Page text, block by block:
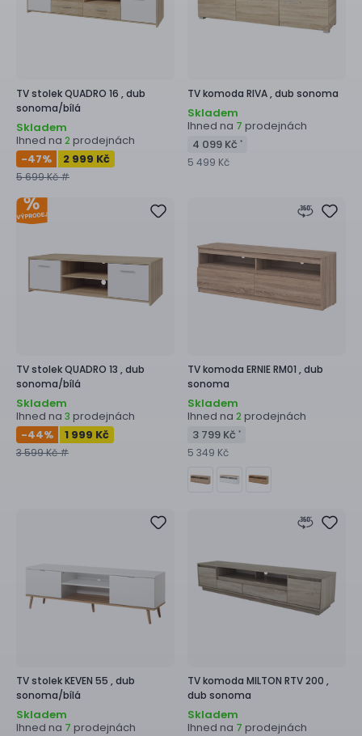
TV stolekQUADRO 16 ,dub
sonoma/bílá
Skladem
Ihned na 2 prodejnách
-47% 2 999 Kč
5 699 Kč #
TV komoda RIVA ,dub sonoma
Skladem
Ihned na 7 prodejnách
4 099 Kč *
5 499 Kč
TV stolekQUADRO 13 ,dub
sonoma/bílá
Skladem
Ihned na 3 prodejnách
-44% 1 999 Kč
3 599 Kč #
TV komoda ERNIE RM01 ,dub
sonoma
Skladem
Ihned na 2 prodejnách
3 799 Kč *
5 349 Kč
TV stolekKEVEN 55 ,dub
sonoma/bílá
Skladem
Ihned na 7 prodejnách
TV komoda MILTON RTV 200 ,
dub sonoma
Skladem
Ihned na 7 prodejnách